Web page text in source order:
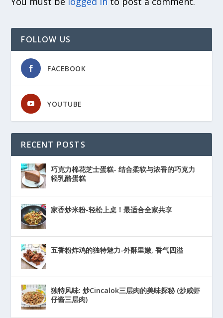
FOLLOW US
FACEBOOK
YOUTUBE
RECENT POSTS
巧克力棉花芝士蛋糕- 结合柔软与浓香的巧克力
轻乳酪蛋糕
家香炒米粉-轻松上桌！最适合全家共享
五香粉炸鸡的独特魅力-外酥里嫩, 香气四溢
独特风味: 炒Cincalok三层肉的美味探秘 (炒咸虾
仔酱三层肉)